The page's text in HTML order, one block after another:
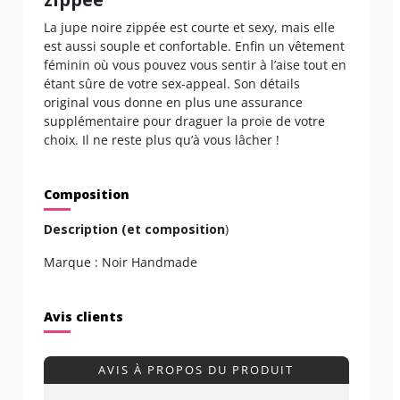
La jupe noire zippée est courte et sexy, mais elle
est aussi souple et confortable. Enfin un vêtement
féminin où vous pouvez vous sentir à l’aise tout en
étant sûre de votre sex-appeal. Son détails
original vous donne en plus une assurance
supplémentaire pour draguer la proie de votre
choix. Il ne reste plus qu’à vous lâcher !
Composition
Description (et composition)
Marque : Noir Handmade
Avis clients
AVIS À PROPOS DU PRODUIT